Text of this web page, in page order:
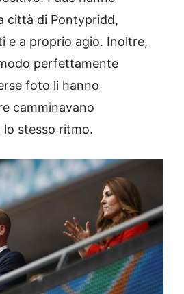
città di Pontypridd,
e a proprio agio. Inoltre,
perfettamente
foto li hanno
camminavano
stesso ritmo.